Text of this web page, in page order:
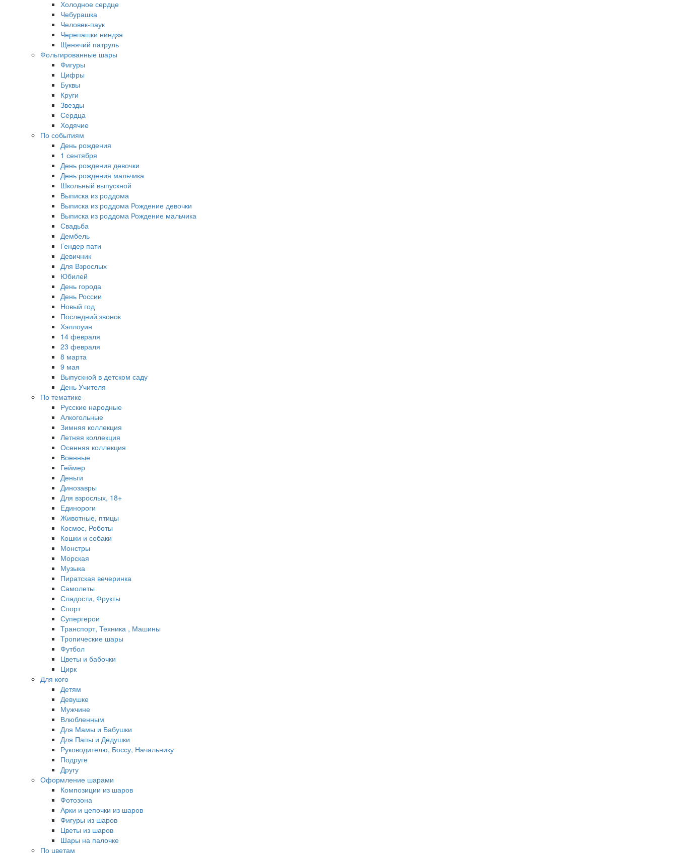
Холодное сердце
Чебурашка
Человек-паук
Черепашки ниндзя
Щенячий патруль
Фольгированные шары
Фигуры
Цифры
Буквы
Круги
Звезды
Сердца
Ходячие
По событиям
День рождения
1 сентября
День рождения девочки
День рождения мальчика
Школьный выпускной
Выписка из роддома
Выписка из роддома Рождение девочки
Выписка из роддома Рождение мальчика
Свадьба
Дембель
Гендер пати
Девичник
Для Взрослых
Юбилей
День города
День России
Новый год
Последний звонок
Хэллоуин
14 февраля
23 февраля
8 марта
9 мая
Выпускной в детском саду
День Учителя
По тематике
Русские народные
Алкогольные
Зимняя коллекция
Летняя коллекция
Осенняя коллекция
Военные
Геймер
Деньги
Динозавры
Для взрослых, 18+
Единороги
Животные, птицы
Космос, Роботы
Кошки и собаки
Монстры
Морская
Музыка
Пиратская вечеринка
Самолеты
Сладости, Фрукты
Спорт
Супергерои
Транспорт, Техника , Машины
Тропические шары
Футбол
Цветы и бабочки
Цирк
Для кого
Детям
Девушке
Мужчине
Влюбленным
Для Мамы и Бабушки
Для Папы и Дедушки
Руководителю, Боссу, Начальнику
Подруге
Другу
Оформление шарами
Композиции из шаров
Фотозона
Арки и цепочки из шаров
Фигуры из шаров
Цветы из шаров
Шары на палочке
По цветам